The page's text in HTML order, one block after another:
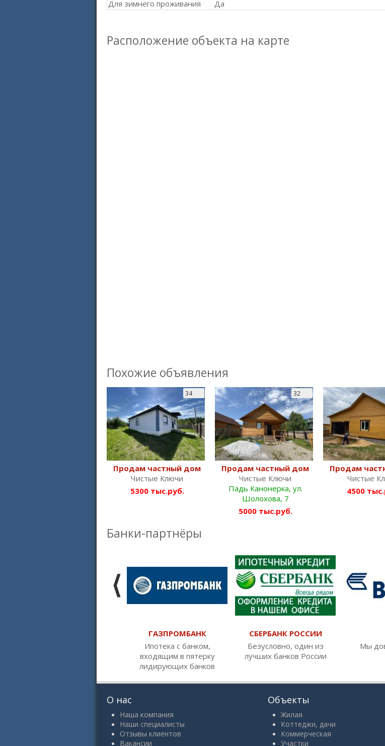
Для зимнего проживания
Да
Расположение объекта на карте
Похожие объявления
34
Продам частный дом
Чистые Ключи
5300 тыс.руб.
32
Продам частный дом
Чистые Ключи
Падь Канонерка, ул.
Шолохова, 7
5000 тыс.руб.
Продам
Чистые
4500
Банки-партнёры
ГАЗПРОМБАНК
Ипотека с банком,
входящим в пятерку
лидирующих банков
СБЕРБАНК РОССИИ
Безусловно, один из
лучших банков России
Мы
О нас
Наша компания
Наши специалисты
Отзывы клиентов
Вакансии
Объекты
Жилая
Коттеджи, дачи
Коммерческая
Участки